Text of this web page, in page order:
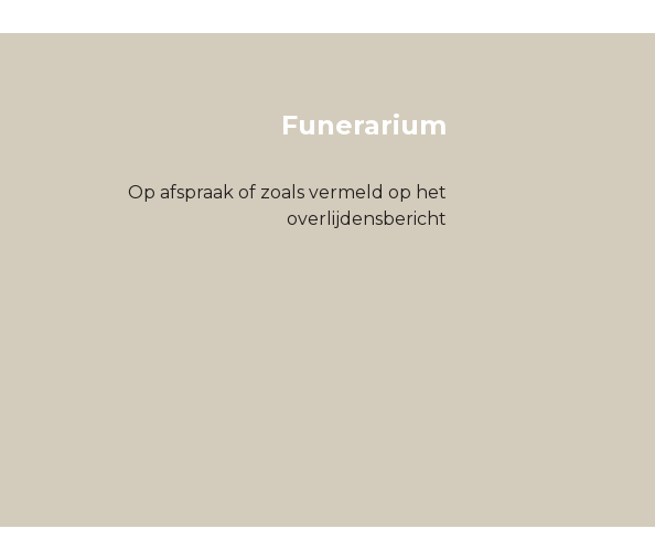
Funerarium
Op afspraak of zoals vermeld op het
overlijdensbericht